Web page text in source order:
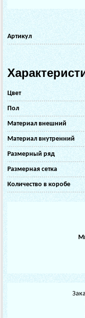
Артикул
Цвет
Пол
Материал внешний
Материал внутренний
Размерный ряд
Размерная сетка
Количество в коробе